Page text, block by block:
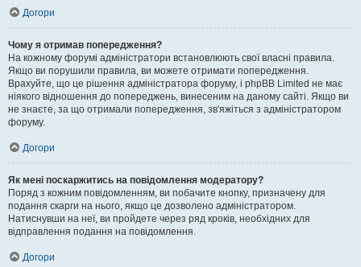
Догори
Чому я отримав попередження?
На кожному форумі адміністратори встановлюють свої власні правила.
Якщо ви порушили правила, ви можете отримати попередження.
Врахуйте, що це рішення адміністратора форуму, і phpBB Limited не має
ніякого відношення до попереджень, винесеним на даному сайті. Якщо ви
не знаєте, за що отримали попередження, зв'яжіться з адміністратором
форуму.
Догори
Як мені поскаржитись на повідомлення модератору?
Поряд з кожним повідомленням, ви побачите кнопку, призначену для
подання скарги на нього, якщо це дозволено адміністратором.
Натиснувши на неї, ви пройдете через ряд кроків, необхідних для
відправлення подання на повідомлення.
Догори